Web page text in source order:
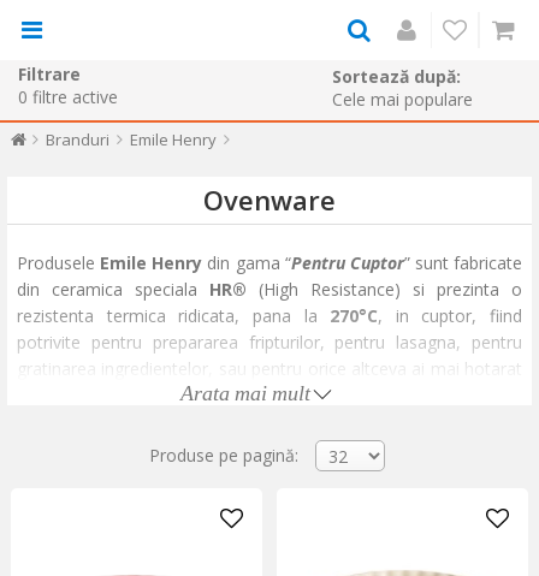
Filtrare
0 filtre active
Sortează după:
Branduri Emile Henry
Ovenware
Produsele Emile Henry din gama “Pentru Cuptor” sunt fabricate
din ceramica speciala HR® (High Resistance) si prezinta o
rezistenta termica ridicata, pana la 270°C, in cuptor, fiind
potrivite pentru prepararea fripturilor, pentru lasagna, pentru
gratinarea ingredientelor, sau pentru orice altceva ai mai hotarat
sa pregatesti la cuptor. Datorita modului in care sunt concepute,
distribuita uniform, iar rezultatele muncii tale sunt intotdeauna
Arata mai mult
Produse pe pagină: